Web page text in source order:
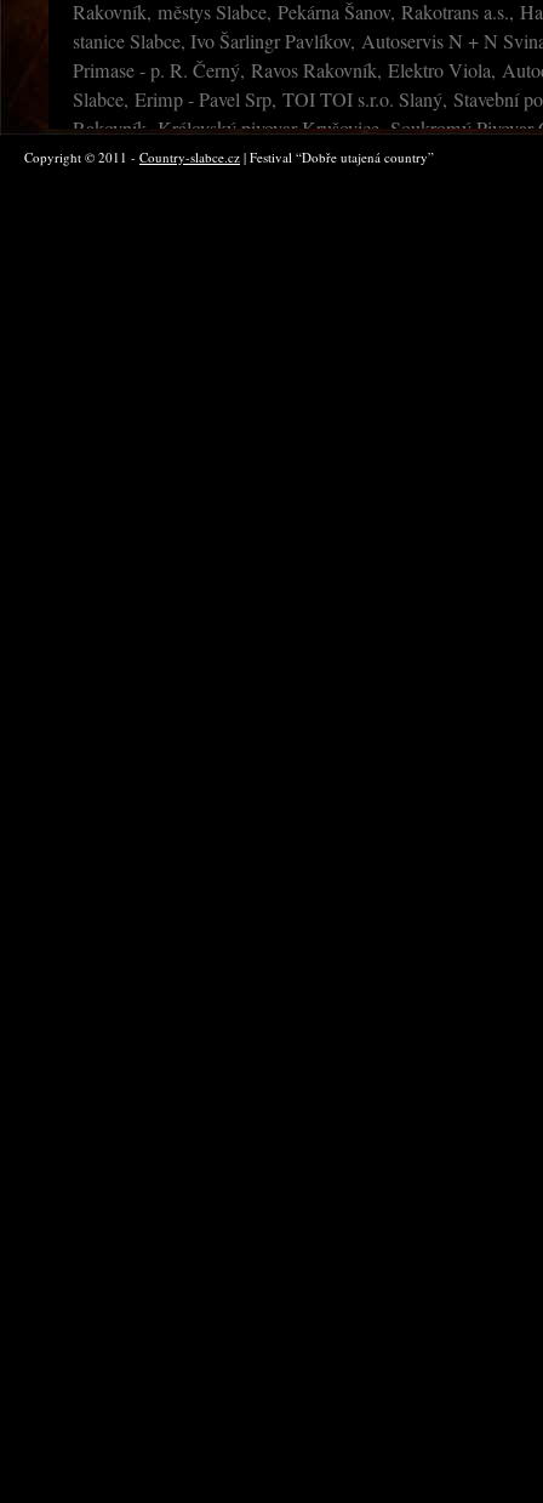
Rakovník, městys Slabce, Pekárna Šanov, Rakotrans a.s.,
stanice Slabce, Ivo Šarlingr Pavlíkov, Autoservis N + N
Primase - p. R. Černý, Ravos Rakovník, Elektro Viola,
Slabce, Erimp - Pavel Srp, TOI TOI s.r.o. Slaný, Stavební
Rakovník, Královský pivovar Krušovice, Soukromý Pivovar
Frolík, Ing. Jiří Pergler Lubná, Tiskárna TUČEK, Varia
Copyright © 2011 - Country-slabce.cz | Festival “Dobře utajená country”